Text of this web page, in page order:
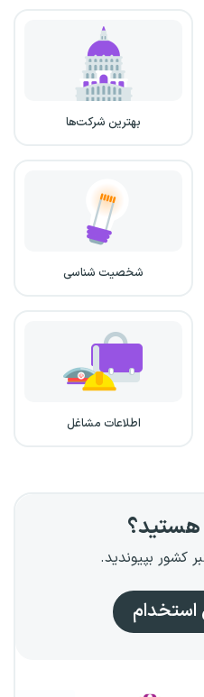
بهترین شرکت‌ها
شخصیت شناسی
اطلاعات مشاغل
هستید؟
کشور بپیوندید.